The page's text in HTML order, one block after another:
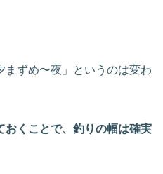
まずめ〜夜」というのは変わ
おくことで、釣りの幅は確実